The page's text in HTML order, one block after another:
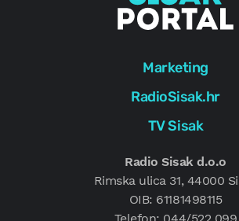
Marketing
RadioSisak.hr
TV Sisak
Radio Sisak d.o.o
Rimska ulica 31, 44000
OIB: 61181498115